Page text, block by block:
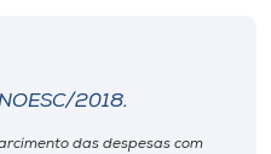
2018.
das despesas com